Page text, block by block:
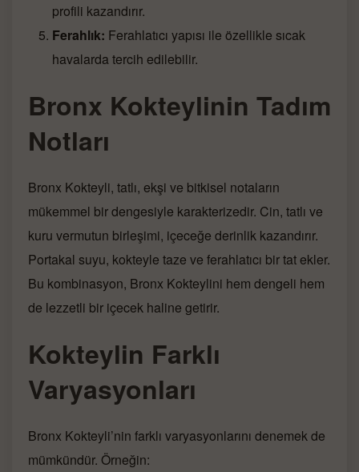
profili kazandırır.
Ferahlık: Ferahlatıcı yapısı ile özellikle sıcak
havalarda tercih edilebilir.
Bronx Kokteylinin Tadım
Notları
Bronx Kokteyli, tatlı, ekşi ve bitkisel notaların
mükemmel bir dengesiyle karakterizedir. Cin, tatlı ve
kuru vermutun birleşimi, içeceğe derinlik kazandırır.
Portakal suyu, kokteyle taze ve ferahlatıcı bir tat ekler.
Bu kombinasyon, Bronx Kokteylini hem dengeli hem
de lezzetli bir içecek haline getirir.
Kokteylin Farklı
Varyasyonları
Bronx Kokteyli’nin farklı varyasyonlarını denemek de
mümkündür. Örneğin: